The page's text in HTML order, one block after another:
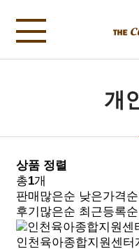
개
상품 정렬
총1개
판매많은순 낮은가격순
후기많은순 최근등록순
인천육아종합지원센터